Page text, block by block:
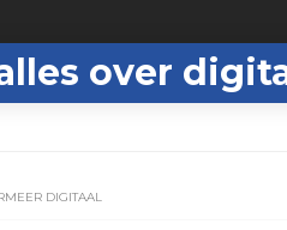
over
DIGITAAL